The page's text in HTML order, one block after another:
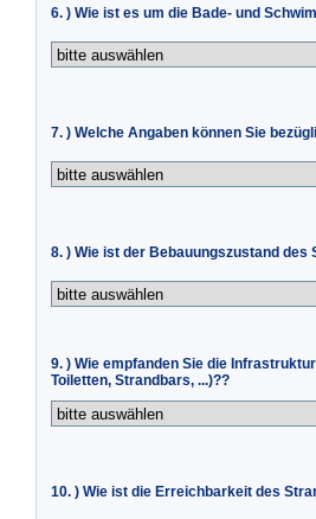
6. ) Wie ist es um die Bade- und
7. ) Welche Angaben können Sie
8. ) Wie ist der Bebauungszustand des
9. ) Wie empfanden Sie die
Toiletten, Strandbars, ...)??
10. ) Wie ist die Erreichbarkeit des